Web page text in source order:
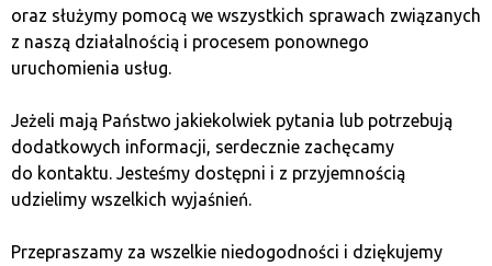
Rola kopania kryptowalut
w kształtowaniu wartości
rynkowej
Proces kopania kryptowalut odgrywa istotną rolę
w ekonomii rynku kryptowalut. Odpowiedź na pytanie,
rynkową kryptoaktywów, tkwi w jego kosztach
oraz służymy pomocą we wszystkich sprawach związanych
z naszą działalnością i procesem ponownego
uruchomienia usług.
Jeżeli mają Państwo jakiekolwiek pytania lub potrzebują
dodatkowych informacji, serdecznie zachęcamy
do kontaktu. Jesteśmy dostępni i z przyjemnością
udzielimy wszelkich wyjaśnień.
Przepraszamy za wszelkie niedogodności i dziękujemy